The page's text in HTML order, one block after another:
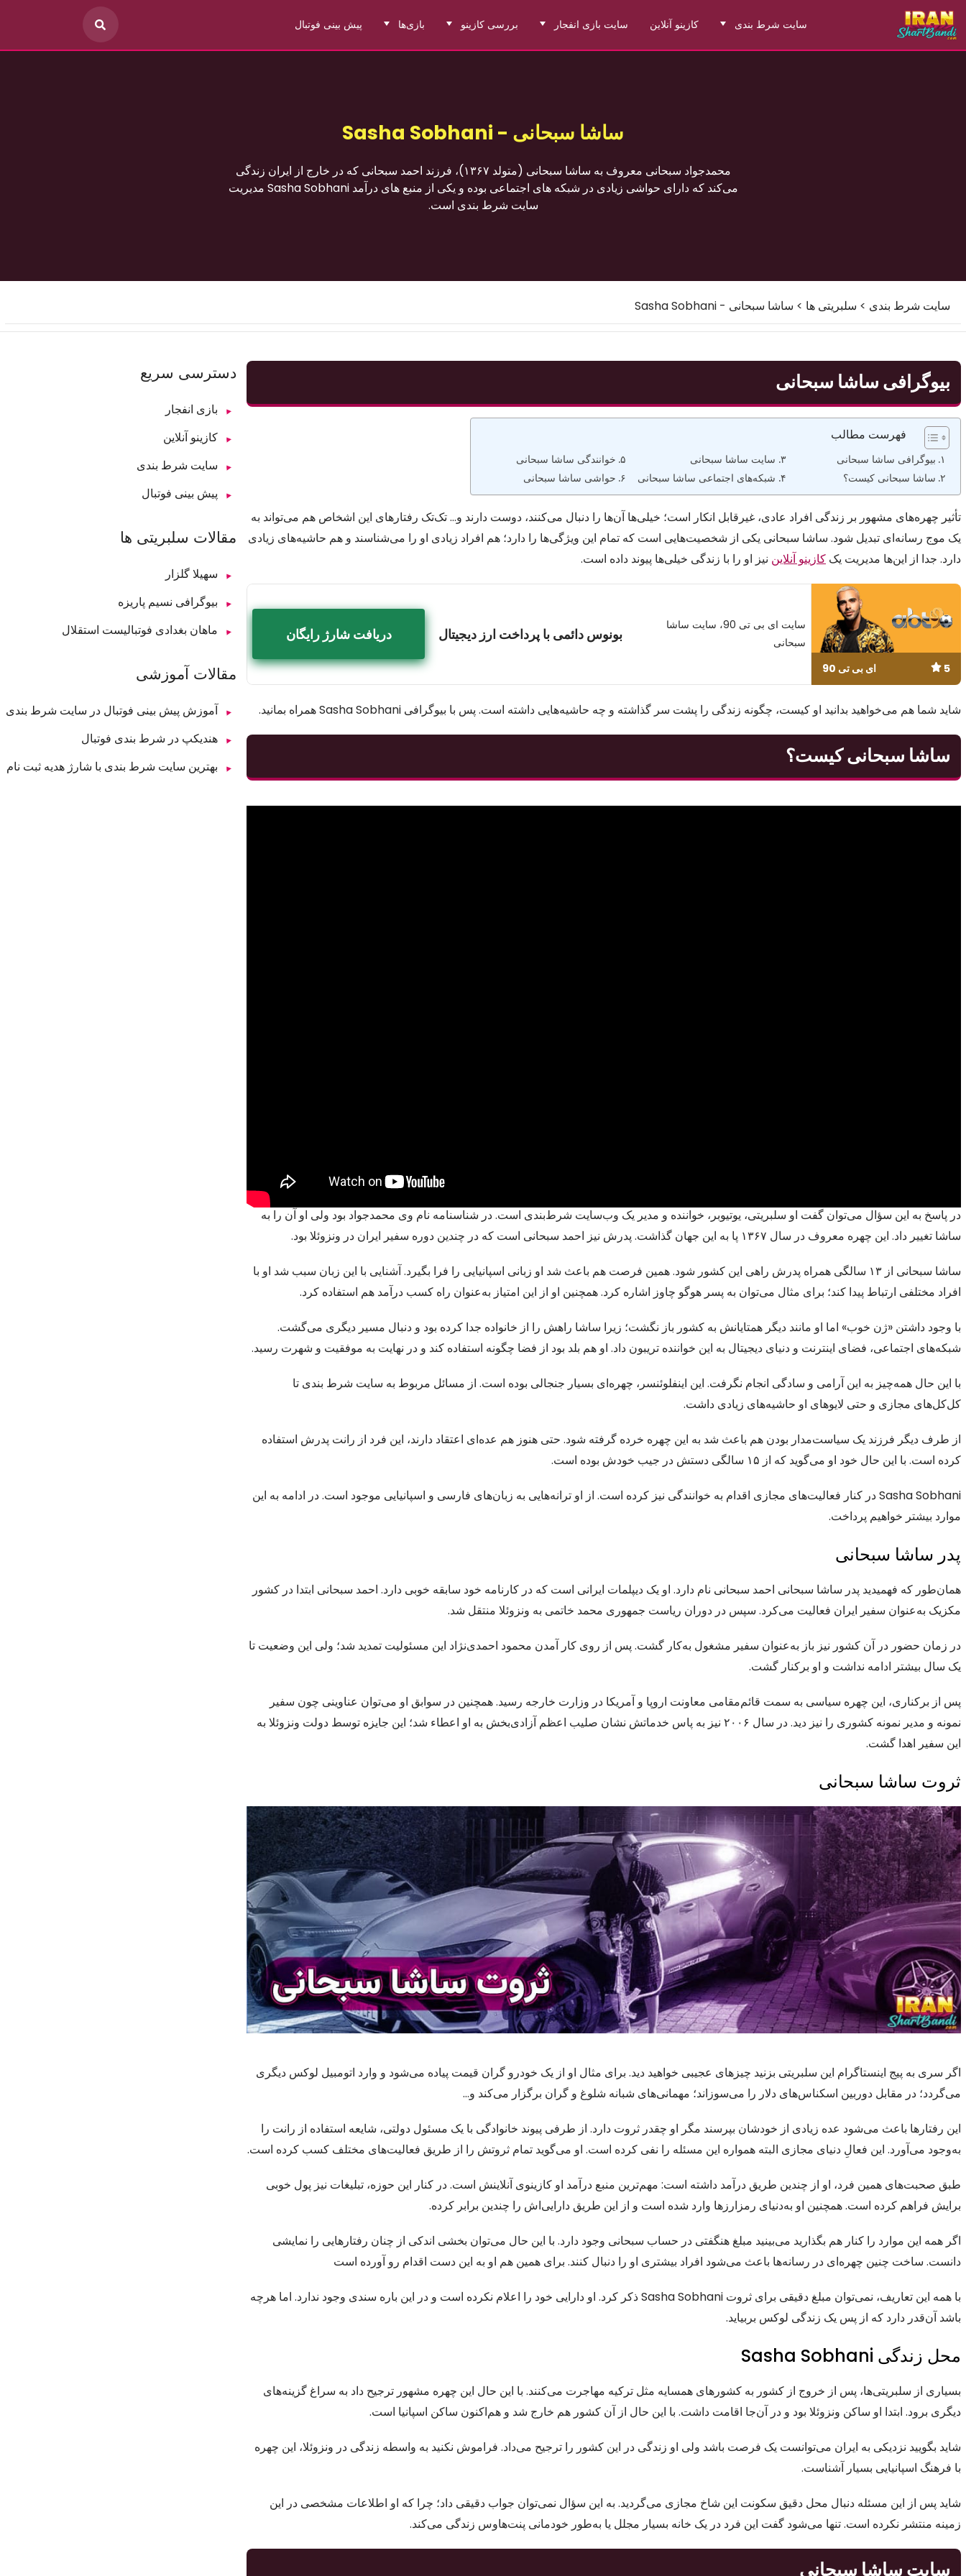
سایت شرط بندی کازینو آنلاین سایت بازی انفجار بررسی کازینو بازی‌ها پیش بینی فوتبال
ساشا سبحانی - Sasha Sobhani
محمدجواد سبحانی معروف به ساشا سبحانی (متولد ۱۳۶۷)، فرزند احمد سبحانی که در خارج از ایران زندگی
می‌کند که دارای حواشی زیادی در شبکه های اجتماعی بوده و یکی از منبع های درآمد Sasha Sobhani مدیریت
سایت شرط بندی است.
سایت شرط بندی > سلبریتی ها > ساشا سبحانی - Sasha Sobhani
بیوگرافی ساشا سبحانی
فهرست مطالب
بیوگرافی ساشا سبحانی
ساشا سبحانی کیست؟
سایت ساشا سبحانی
شبکه‌های اجتماعی ساشا سبحانی
خوانندگی ساشا سبحانی
حواشی ساشا سبحانی
تأثیر چهره‌های مشهور بر زندگی افراد عادی، غیرقابل انکار است؛ خیلی‌ها آن‌ها را دنبال می‌کنند، دوست دارند و… تک‌تک رفتارهای این اشخاص هم می‌تواند به
یک موج رسانه‌ای تبدیل شود. ساشا سبحانی یکی از شخصیت‌هایی است که تمام این ویژگی‌ها را دارد؛ هم افراد زیادی او را می‌شناسند و هم حاشیه‌های زیادی
دارد. جدا از این‌ها مدیریت یک کازینو آنلاین نیز او را با زندگی خیلی‌ها پیوند داده است.
ای بی تی 90 5
سایت ای بی تی 90، سایت ساشا
سبحانی
بونوس دائمی با پرداخت ارز دیجیتال دریافت شارژ رایگان
شاید شما هم می‌خواهید بدانید او کیست، چگونه زندگی را پشت سر گذاشته و چه حاشیه‌هایی داشته است. پس با بیوگرافی Sasha Sobhani همراه بمانید.
ساشا سبحانی کیست؟
در پاسخ به این سؤال می‌توان گفت او سلبریتی، یوتیوبر، خواننده و مدیر یک وب‌سایت شرط‌بندی است. در شناسنامه نام وی محمدجواد بود ولی او آن را به
ساشا تغییر داد. این چهره معروف در سال ۱۳۶۷ پا به این جهان گذاشت. پدرش نیز احمد سبحانی است که در چندین دوره سفیر ایران در ونزوئلا بود.
ساشا سبحانی از ۱۳ سالگی همراه پدرش راهی این کشور شود. همین فرصت هم باعث شد او زبانی اسپانیایی را فرا بگیرد. آشنایی با این زبان سبب شد او با
افراد مختلفی ارتباط پیدا کند؛ برای مثال می‌توان به پسر هوگو چاوز اشاره کرد. همچنین او از این امتیاز به‌عنوان راه کسب درآمد هم استفاده کرد.
با وجود داشتن «ژن خوب» اما او مانند دیگر همتایانش به کشور باز نگشت؛ زیرا ساشا راهش را از خانواده جدا کرده بود و دنبال مسیر دیگری می‌گشت.
شبکه‌های اجتماعی، فضای اینترنت و دنیای دیجیتال به این خواننده تریبون داد. او هم بلد بود از فضا چگونه استفاده کند و در نهایت به موفقیت و شهرت رسید.
با این حال همه‌چیز به این آرامی و سادگی انجام نگرفت. این اینفلوئنسر، چهره‌ای بسیار جنجالی بوده است. از مسائل مربوط به سایت شرط بندی تا
کل‌کل‌های مجازی و حتی لایوهای او حاشیه‌های زیادی داشت.
از طرف دیگر فرزند یک سیاست‌مدار بودن هم باعث شد به این چهره خرده گرفته شود. حتی هنوز هم عده‌ای اعتقاد دارند، این فرد از رانت پدرش استفاده
کرده است. با این حال خود او می‌گوید که از ۱۵ سالگی دستش در جیب خودش بوده است.
Sasha Sobhani در کنار فعالیت‌های مجازی اقدام به خوانندگی نیز کرده است. از او ترانه‌هایی به زبان‌های فارسی و اسپانیایی موجود است. در ادامه به این
موارد بیشتر خواهیم پرداخت.
پدر ساشا سبحانی
همان‌طور که فهمیدید پدر ساشا سبحانی احمد سبحانی نام دارد. او یک دیپلمات ایرانی است که در کارنامه خود سابقه خوبی دارد. احمد سبحانی ابتدا در کشور
مکزیک به‌عنوان سفیر ایران فعالیت می‌کرد. سپس در دوران ریاست جمهوری محمد خاتمی به ونزوئلا منتقل شد.
در زمان حضور در آن کشور نیز باز به‌عنوان سفیر مشغول به‌کار گشت. پس از روی کار آمدن محمود احمدی‌نژاد این مسئولیت تمدید شد؛ ولی این وضعیت تا
یک سال بیشتر ادامه نداشت و او برکنار گشت.
پس از برکناری، این چهره سیاسی به سمت قائم‌مقامی معاونت اروپا و آمریکا در وزارت خارجه رسید. همچنین در سوابق او می‌توان عناوینی چون سفیر
نمونه و مدیر نمونه کشوری را نیز دید. در سال ۲۰۰۶ نیز به پاس خدماتش نشان صلیب اعظم آزادی‌بخش به او اعطاء شد؛ این جایزه توسط دولت ونزوئلا به
این سفیر اهدا گشت.
ثروت ساشا سبحانی
اگر سری به پیج اینستاگرام این سلبریتی بزنید چیزهای عجیبی خواهید دید. برای مثال او از یک خودرو گران‌ قیمت پیاده می‌شود و وارد اتومبیل لوکس دیگری
می‌گردد؛ در مقابل دوربین اسکناس‌های دلار را می‌سوزاند؛ مهمانی‌های شبانه شلوغ و گران برگزار می‌کند و…
این رفتارها باعث می‌شود عده زیادی از خودشان بپرسند مگر او چقدر ثروت دارد. از طرفی پیوند خانوادگی با یک مسئول دولتی، شایعه استفاده از رانت را
به‌وجود می‌آورد. این فعالِ دنیای مجازی البته همواره این مسئله را نفی کرده است. او می‌گوید تمام ثروتش را از طریق فعالیت‌های مختلف کسب کرده است.
طبق صحبت‌های همین فرد، او از چندین طریق درآمد داشته است: مهم‌ترین منبع درآمد او کازینوی آنلاینش است. در کنار این حوزه، تبلیغات نیز پول خوبی
برایش فراهم کرده است. همچنین او به‌دنیای رمزارزها وارد شده است و از این طریق دارایی‌اش را چندین برابر کرده.
اگر همه این موارد را کنار هم بگذارید می‌بینید مبلغ هنگفتی در حساب سبحانی وجود دارد. با این حال می‌توان بخشی اندکی از چنان رفتارهایی را نمایشی
دانست. ساخت چنین چهره‌ای در رسانه‌ها باعث می‌شود افراد بیشتری او را دنبال کنند. برای همین هم او به این دست اقدام رو آورده است
با همه این تعاریف، نمی‌توان مبلغ دقیقی برای ثروت Sasha Sobhani ذکر کرد. او دارایی خود را اعلام نکرده است و در این باره سندی وجود ندارد. اما هرچه
باشد آن‌قدر دارد که از پس یک زندگی لوکس بربیاید.
محل زندگی Sasha Sobhani
بسیاری از سلبریتی‌ها، پس از خروج از کشور به کشورهای همسایه مثل ترکیه مهاجرت می‌کنند. با این حال این چهره مشهور ترجیح داد به سراغ گزینه‌های
دیگری برود. ابتدا او ساکن ونزوئلا بود و در آن‌جا اقامت داشت. با این حال از آن کشور هم خارج شد و هم‌اکنون ساکن اسپانیا است.
شاید بگویید نزدیکی به ایران می‌توانست یک فرصت باشد ولی او زندگی در این کشور را ترجیح می‌داد. فراموش نکنید به واسطه زندگی در ونزوئلا، این چهره
با فرهنگ اسپانیایی بسیار آشناست.
شاید پس از این مسئله دنبال محل دقیق سکونت این شاخ مجازی می‌گردید. به این سؤال نمی‌توان جواب دقیقی داد؛ چرا که او اطلاعات مشخصی در این
زمینه منتشر نکرده است. تنها می‌شود گفت این فرد در یک خانه بسیار مجلل یا به‌طور خودمانی پنت‌هاوس زندگی می‌کند.
سایت ساشا سبحانی
دسترسی سریع
بازی انفجار
کازینو آنلاین
سایت شرط بندی
پیش بینی فوتبال
مقالات سلبریتی ها
سهیلا گلزار
بیوگرافی نسیم پاریزه
ماهان بغدادی فوتبالیست استقلال
مقالات آموزشی
آموزش پیش بینی فوتبال در سایت شرط بندی
هندیکپ در شرط بندی فوتبال
بهترین سایت شرط بندی با شارژ هدیه ثبت نام